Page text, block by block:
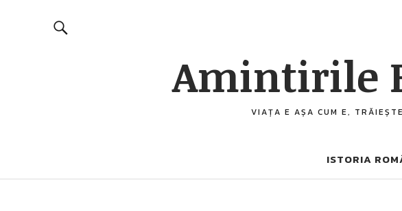
Amintirile
VIAȚA E AȘA CUM E,
ISTORIA